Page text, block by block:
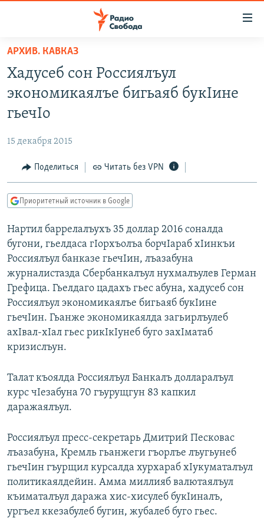
упрощенного
доступа
основному
Вернутся
Вернутся
поиску
ПРОГРАММЫ
ПОДКАСТЫ
АВТОРСКИЕ ПРОЕКТЫ
МНЕНИЯ
КУЛЬТУРА
КАВКАЗ.РЕАЛИИ
СЕВЕР.РЕАЛИИ
СИБИРЬ.РЕАЛИИ
РАСПИСАНИЕ ВЕЩАНИЯ
ПОДПИШИТЕСЬ НА РАССЫЛКУ
СОЦИАЛЬНЫЕ СЕТИ
Все сайты РСЕ/РС
АРХИВ. КАВКАЗ
Хадусеб сон Россиялъул
экономикаялъе бигьаяб букIине
гьечIо
15 декабря 2015
Поделиться Читать без VPN
Приоритетный источник в Google
Нартил баррелалъухъ 35 доллар 2016 соналда
бугони, гьелдаса гIорхъолъа борчIараб хIинкъи
Россиялъул банказе гьечIин, лъазабуна
журналистазда Сбербанкалъул нухмалъулев Герман
Грефица. Гьелдаго цадахъ гьес абуна, хадусеб сон
Россиялъул экономикаялъе бигьаяб букIине
гьечIин. Гьанже экономикаялда загьирлъулеб
ахIвал-хIал гьес рикIкIунеб буго захIматаб
кризислъун.
Талат къоялда Россиялъул Банкалъ долларалъул
курс чIезабуна 70 гъурущгун 83 капкил
даражаялъул.
Россиялъул пресс-секретарь Дмитрий Песковас
лъазабуна, Кремль гьанжеги гъорлъе лъугьунеб
гьечIин гъурщил курсалда хурхараб хIукуматалъул
политикаялдейин. Амма миллияб валютаялъул
къиматалъул даража хис-хисулеб букIиналъ,
ургъел ккезабулеб бугин, жубалеб буго гьес.